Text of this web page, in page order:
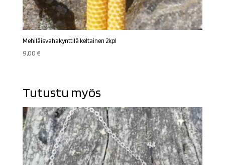
Mehiläisvahakynttilä keltainen 2kpl
9,00€
Tutustu myös